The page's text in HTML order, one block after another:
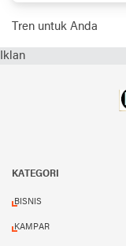
Tren untuk Anda
Iklan
KATEGORI
BISNIS
KAMPAR